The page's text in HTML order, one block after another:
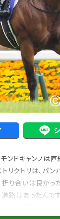
ンドキャンノは
リクトリは、パ
り合いは良かっ
路はあったんで